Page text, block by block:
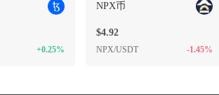
+0.25%
NPX币
$4.92
NPX/USDT -1.45%